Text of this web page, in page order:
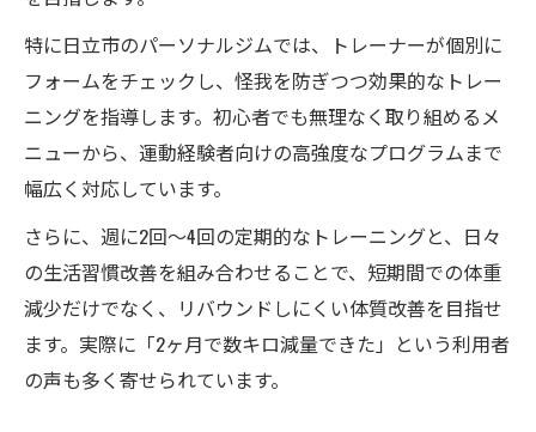
特に日立市のパーソナルジムでは、トレーナーが個別に
フォームをチェックし、怪我を防ぎつつ効果的なトレー
ニングを指導します。初心者でも無理なく取り組めるメ
ニューから、運動経験者向けの高強度なプログラムまで
幅広く対応しています。
さらに、週に2回～4回の定期的なトレーニングと、日々
の生活習慣改善を組み合わせることで、短期間での体重
減少だけでなく、リバウンドしにくい体質改善を目指せ
ます。実際に「2ヶ月で数キロ減量できた」という利用者
の声も多く寄せられています。